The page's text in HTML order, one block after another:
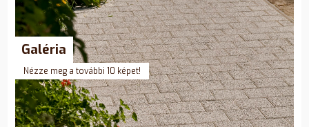
Galéria
Nézze meg a további 10 képet!